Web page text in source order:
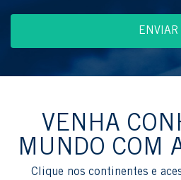
VENHA
MUNDO COM
Clique nos continentes e